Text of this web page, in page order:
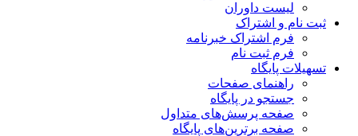
لیست داوران
ثبت نام و اشتراک
فرم اشتراک خبرنامه
فرم ثبت نام
تسهیلات پایگاه
راهنمای صفحات
جستجو در پایگاه
صفحه پرسش‌های متداول
صفحه برترین‌های پایگاه